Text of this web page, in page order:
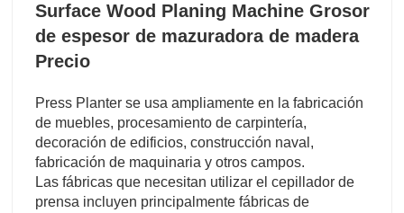
Surface Wood Planing Machine Grosor
de espesor de mazuradora de madera
Precio
Press Planter se usa ampliamente en la fabricación
de muebles, procesamiento de carpintería,
decoración de edificios, construcción naval,
fabricación de maquinaria y otros campos.
Las fábricas que necesitan utilizar el cepillador de
prensa incluyen principalmente fábricas de